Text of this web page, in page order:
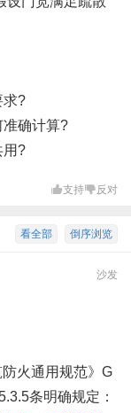
求?
准确计算?
用?
支持 反对
倒序浏览
看全部
沙发
火通用规范》G
条明确规定：